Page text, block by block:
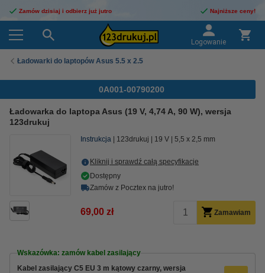
Zamów dzisiaj i odbierz już jutro Najniższe ceny!
Logowanie
Ładowarki do laptopów Asus 5.5 x 2.5
0A001-00790200
Ładowarka do laptopa Asus (19 V, 4,74 A, 90 W), wersja
123drukuj
Instrukcja 123drukuj 19 V 5,5 x 2,5 mm
Kliknij i sprawdź całą specyfikacje
Dostępny
Zamów z Pocztex na jutro!
69,00 zł Zamawiam
Wskazówka: zamów kabel zasilający
Kabel zasilający C5 EU 3 m kątowy czarny, wersja